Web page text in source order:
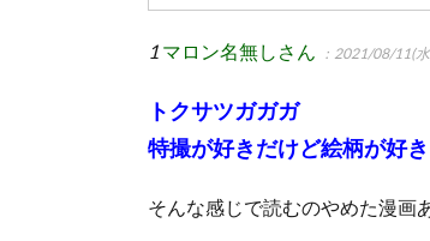
1 マロン名無しさん ：2021/08/11(
トクサツガガガ
特撮が好きだけど絵柄が好
そんな感じで読むのやめた漫画